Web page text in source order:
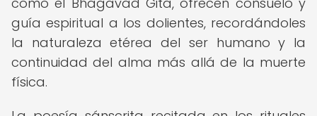
guía espiritual a los dolientes, recordándoles
la naturaleza etérea del ser humano y la
continuidad del alma más allá de la muerte
física.